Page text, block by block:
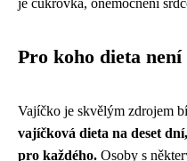
je cukrovka, onemocnění
Pro koho dieta není
Vajíčko je skvělým zdrojem
vajíčková dieta na deset
pro každého. Osoby s